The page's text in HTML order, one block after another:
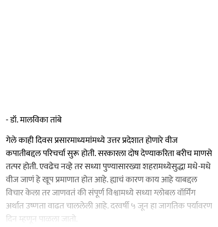
- डॉ. मालविका तांबे
गेले काही दिवस प्रसारमाध्यमांमध्ये उत्तर प्रदेशात होणारे वीज
कपातीबद्दल परिचर्चा सुरू होती. सरकारला दोष देण्याकरिता बरीच माणसे
तत्पर होती. एवढेच नव्हे तर सध्या पुण्यासारख्या शहरामध्येसुद्धा मधे-मधे
वीज जाणं हे खूप प्रमाणात होत आहे. ह्याचं कारण काय आहे याबद्दल
विचार केला तर जाणवतं की संपूर्ण विश्वामध्ये सध्या ग्लोबल वॉर्मिंग
अर्थात उष्णता वाढत चाललेली आहे. दरवर्षी ५ जून हा जागतिक पर्यावरण
दिन म्हणून पाळला जातो.